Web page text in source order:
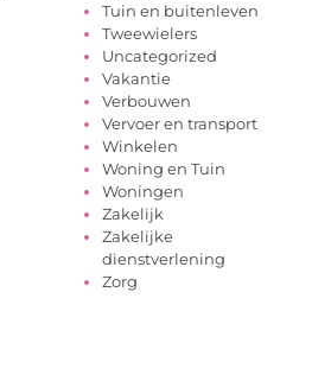
Tuin en buitenleven
Tweewielers
Uncategorized
Vakantie
Verbouwen
Vervoer en transport
Winkelen
Woning en Tuin
Woningen
Zakelijk
Zakelijke
dienstverlening
Zorg